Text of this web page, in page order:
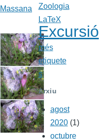
Massana
Zoologia
LaTeX
Excursió
més
etiquete
s
Arxiu
agost
2020(1)
octubre